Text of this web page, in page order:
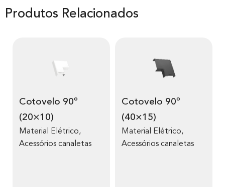
Produtos Relacionados
Cotovelo 90º
(20×10)
Material Elétrico,
Acessórios canaletas
Cotovelo 90º
(40×15)
Material Elétrico,
Acessórios canaletas